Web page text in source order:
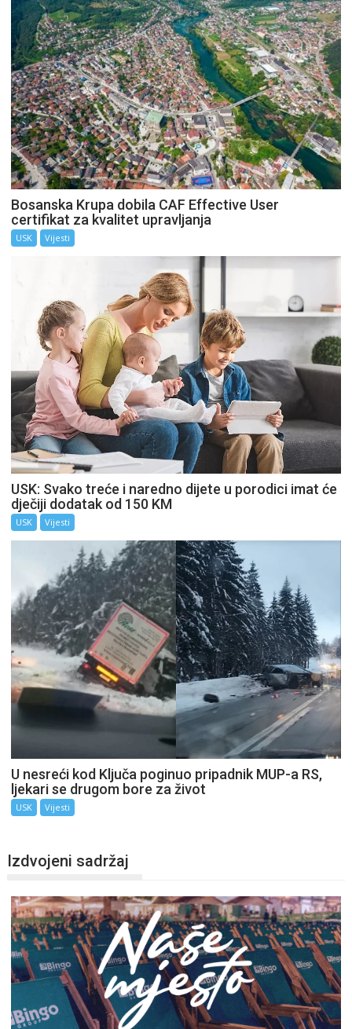
Bosanska Krupa dobila CAF Effective User
certifikat za kvalitet upravljanja
USK Vijesti
USK: Svako treće i naredno dijete u porodici imat će
dječiji dodatak od 150 KM
USK Vijesti
U nesreći kod Ključa poginuo pripadnik MUP-a RS,
ljekari se drugom bore za život
USK Vijesti
Izdvojeni sadržaj